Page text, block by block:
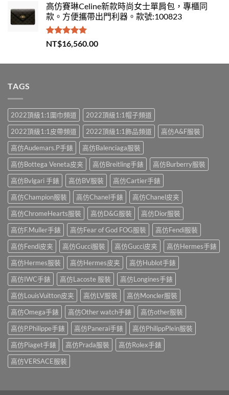
高仿賽琳Celine新款時尚女士單肩包，專櫃同
款。方便攜帶出門利器。款號:100823
評分5.00
滿分 5
NT$16,560.00
TAGS
2022頂級1:1圍巾頻道
2022頂級1:1帽子頻道
2022頂級1:1皮帶頻道
2022頂級1:1飾品頻道
高仿A&F服裝
高仿Audemars.P手錶
高仿Balenciaga服裝
高仿Bottega Veneta皮夹
高仿Breitling手錶
高仿Burberry服裝
高仿Bvlgari 手錶
高仿BV服裝
高仿Cartier手錶
高仿Champion服裝
高仿Chanel手錶
高仿Chanel皮夹
高仿ChromeHearts服裝
高仿D&G服裝
高仿Dior服裝
高仿F.Muller手錶
高仿Fear of God FOG服裝
高仿Fendi服裝
高仿Fendi皮夹
高仿Gucci服裝 高仿Gucci皮夹
高仿Hermes手錶
高仿Hermes服裝
高仿Hermes皮夹
高仿Hublot手錶
高仿IWC手錶
高仿Lacoste 服裝
高仿Longines手錶
高仿LouisVuitton皮夹
高仿LV服裝
高仿Moncler服裝
高仿Omega手錶
高仿Other watch手錶
高仿other服裝
高仿P.Philippe手錶
高仿Panerai手錶
高仿PhilippPlein服裝
高仿Piaget手錶
高仿Prada服裝
高仿Rolex手錶
高仿VERSACE服裝